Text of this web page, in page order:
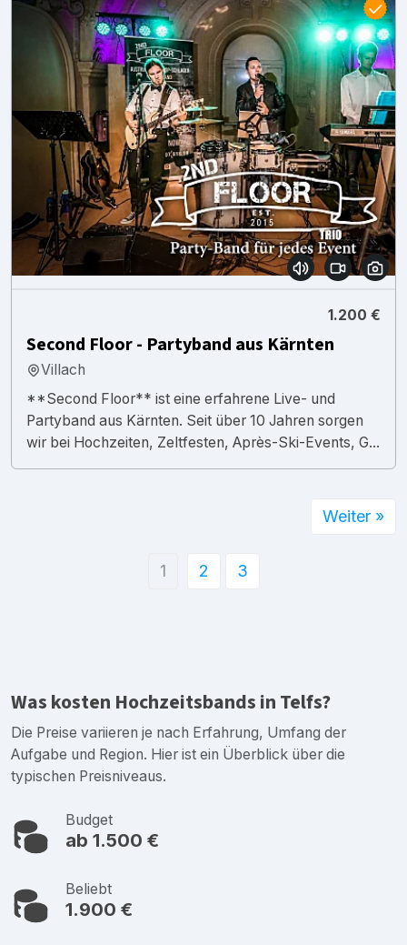
1.200 €
Second Floor - Partyband aus Kärnten
Villach
**Second Floor** ist eine erfahrene Live- und
Partyband aus Kärnten. Seit über 10 Jahren sorgen
wir bei Hochzeiten, Zeltfesten, Après-Ski-Events, G...
1 2 3
Weiter »
Was kosten Hochzeitsbands in Telfs?
Die Preise variieren je nach Erfahrung, Umfang der
Aufgabe und Region. Hier ist ein Überblick über die
typischen Preisniveaus.
Budget
ab 1.500 €
Beliebt
1.900 €